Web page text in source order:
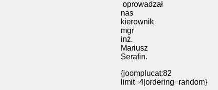
oprowadzał
nas
kierownik
mgr
inż.
Mariusz
Serafin.
{joomplucat:82
limit=4|ordering=random}